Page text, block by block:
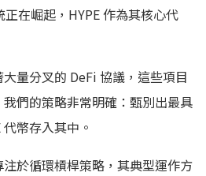
在崛起，HYPE 作為其核心代
量分叉的 DeFi 協議，這些項目
們的策略非常明確：甄別出最具
幣存入其中。
於循環槓桿策略，其典型運作方